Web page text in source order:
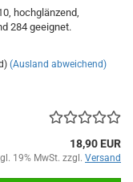
hochglänzend,
284 geeignet.
(Ausland abweichend)
18,90 EUR
19% MwSt. zzgl. Versand